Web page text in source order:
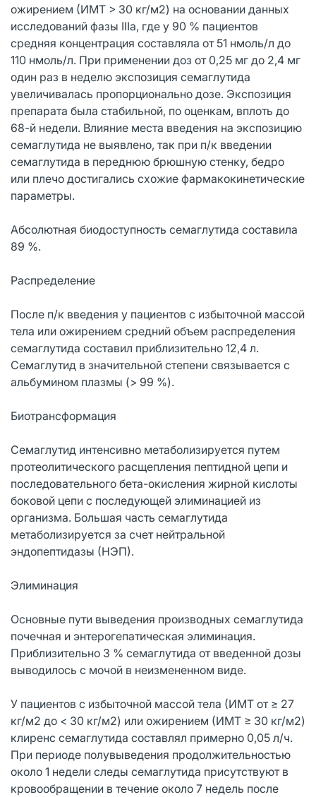
ожирением (ИМТ > 30 кг/м2) на основании данных
исследований фазы IIIа, где у 90 % пациентов
средняя концентрация составляла от 51 нмоль/л до
110 нмоль/л. При применении доз от 0,25 мг до 2,4 мг
один раз в неделю экспозиция семаглутида
увеличивалась пропорционально дозе. Экспозиция
препарата была стабильной, по оценкам, вплоть до
68-й недели. Влияние места введения на экспозицию
семаглутида не выявлено, так при п/к введении
семаглутида в переднюю брюшную стенку, бедро
или плечо достигались схожие фармакокинетические
параметры.
Абсолютная биодоступность семаглутида составила
89 %.
Распределение
После п/к введения у пациентов с избыточной массой
тела или ожирением средний объем распределения
семаглутида составил приблизительно 12,4 л.
Семаглутид в значительной степени связывается с
альбумином плазмы (> 99 %).
Биотрансформация
Семаглутид интенсивно метаболизируется путем
протеолитического расщепления пептидной цепи и
последовательного бета-окисления жирной кислоты
боковой цепи с последующей элиминацией из
организма. Большая часть семаглутида
метаболизируется за счет нейтральной
эндопептидазы (НЭП).
Элиминация
Основные пути выведения производных семаглутида
почечная и энтерогепатическая элиминация.
Приблизительно 3 % семаглутида от введенной дозы
выводилось с мочой в неизмененном виде.
У пациентов с избыточной массой тела (ИМТ от ≥ 27
кг/м2 до < 30 кг/м2) или ожирением (ИМТ ≥ 30 кг/м2)
клиренс семаглутида составлял примерно 0,05 л/ч.
При периоде полувыведения продолжительностью
около 1 недели следы семаглутида присутствуют в
кровообращении в течение около 7 недель после